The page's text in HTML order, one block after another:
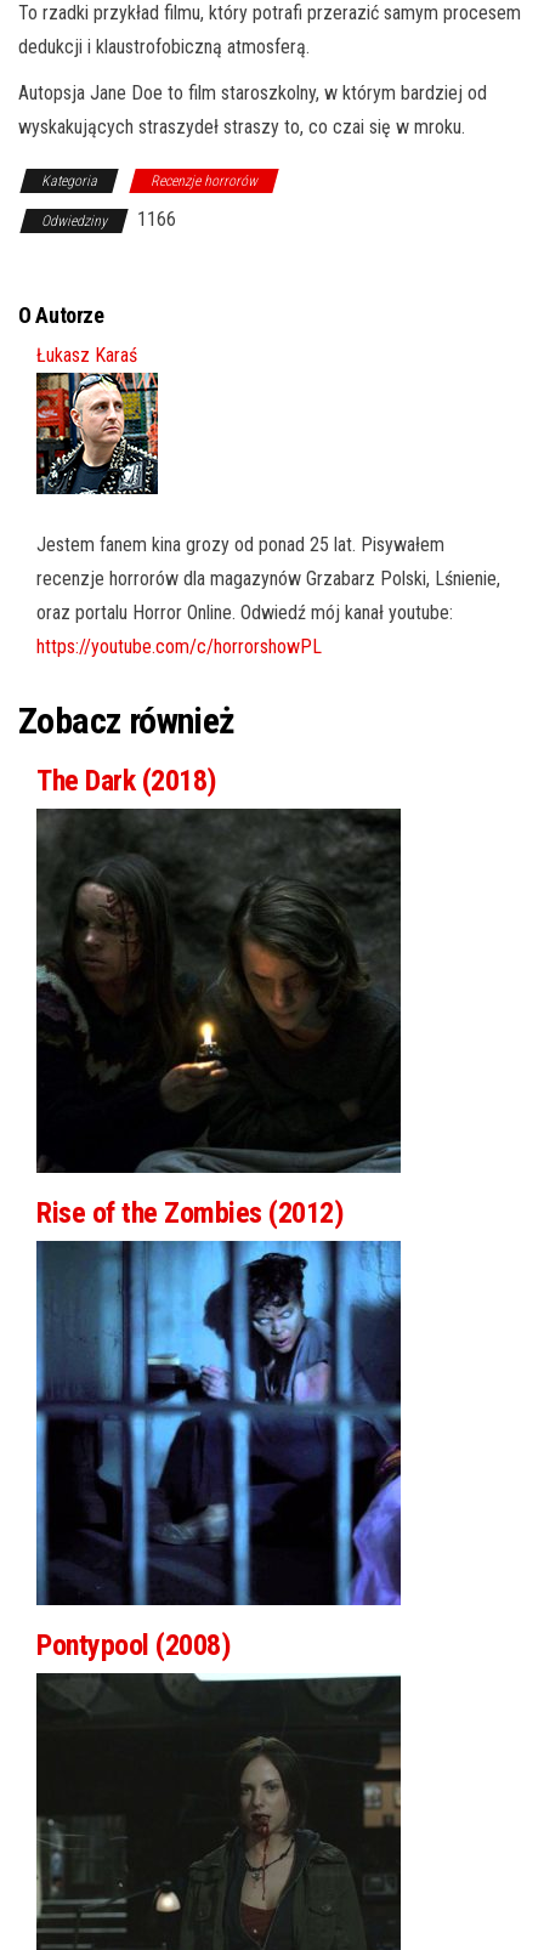
To rzadki przykład filmu, który potrafi przerazić samym procesem
dedukcji i klaustrofobiczną atmosferą.
Autopsja Jane Doe to film staroszkolny, w którym bardziej od
wyskakujących straszydeł straszy to, co czai się w mroku.
Kategoria Recenzje horrorów
Odwiedziny 1166
O Autorze
Łukasz Karaś
Jestem fanem kina grozy od ponad 25 lat. Pisywałem
recenzje horrorów dla magazynów Grzabarz Polski, Lśnienie,
oraz portalu Horror Online. Odwiedź mój kanał youtube:
https://youtube.com/c/horrorshowPL
Zobacz również
The Dark (2018)
Rise of the Zombies (2012)
Pontypool (2008)